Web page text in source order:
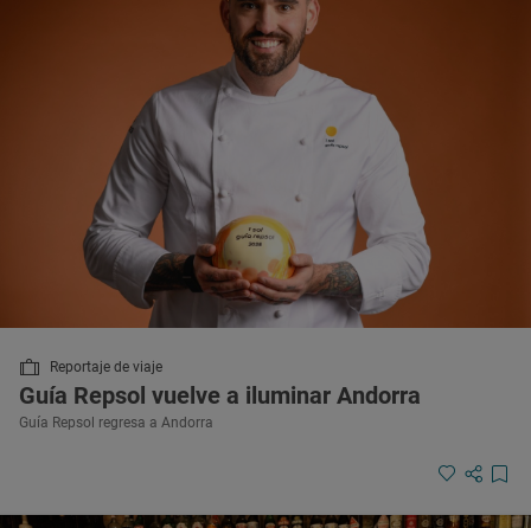
Reportaje de viaje
Guía Repsol vuelve a iluminar Andorra
Guía Repsol regresa a Andorra